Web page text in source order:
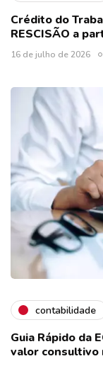
Crédito do
RESCISÃO a
16 de julho de 2026
contabilidade
Guia Rápido da
valor consultivo